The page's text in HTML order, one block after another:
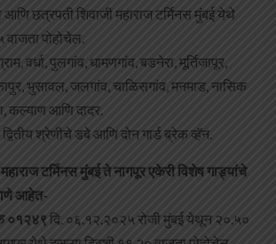
छत्रपती शिवाजी महाराज टर्मिनस मुंबई येथे
वाजता पोहोचेल.
वर्धा, पुलगांव, धामणगांव, बडनेरा, मूर्तिजापूर,
भुसावल, जलगांव, चाळिसगांव, मनमाड, नासिक
कल्याण आणि दादर.
श्रेणीचे डबे आणि दोन गार्ड ब्रेक व्हॅन.
टर्मिनस मुंबई ते नागपूर एकेरी विशेष गाड्यांचे
आहेत-
०१२४९ दि. ०६.१२.२०२५ रोजी मुंबई येथून २०.५०